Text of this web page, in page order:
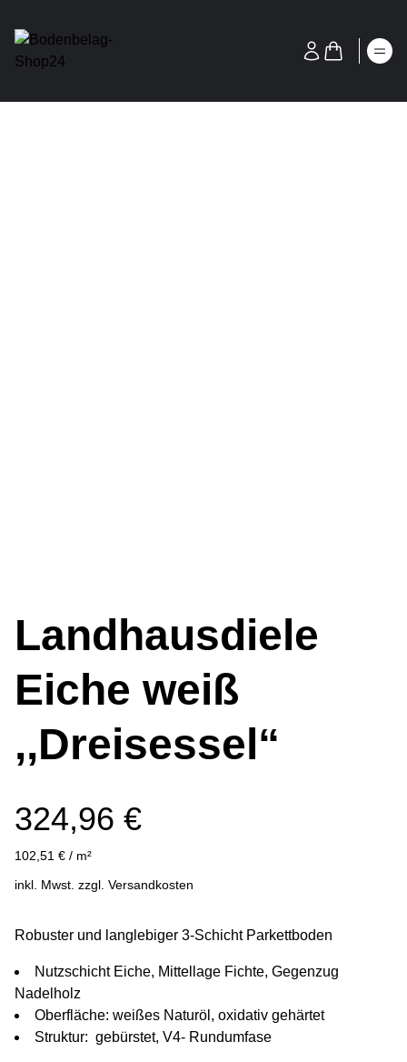
Landhausdiele
Eiche weiß
,,Dreisessel“
324,96 €
102,51 € / m²
inkl. Mwst. zzgl. Versandkosten
Robuster und langlebiger 3-Schicht Parkettboden
Nutzschicht Eiche, Mittellage Fichte, Gegenzug
Nadelholz
Oberfläche: weißes Naturöl, oxidativ gehärtet
Struktur: gebürstet, V4- Rundumfase